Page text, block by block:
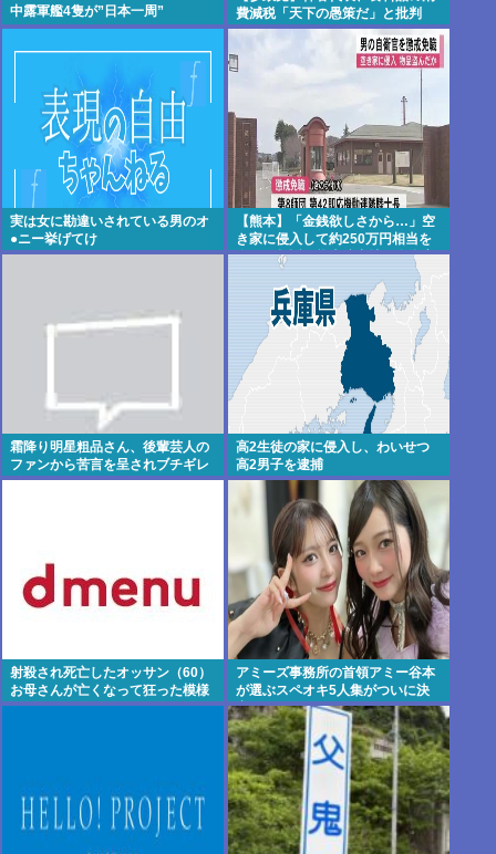
中露軍艦4隻が”日本一周”
費減税「天下の愚策だ」と批判
実は女に勘違いされている男のオ
●ニー挙げてけ
【熊本】「金銭欲しさから…」空
き家に侵入して約250万円相当を
盗んで起訴、熊本駐屯地の自衛官
の男を懲戒免職
霜降り明星粗品さん、後輩芸人の
ファンから苦言を呈されブチギレ
発狂…
高2生徒の家に侵入し、わいせつ
高2男子を逮捕
射殺され死亡したオッサン（60）
お母さんが亡くなって狂った模様
アミーズ事務所の首領アミー谷本
が選ぶスペオキ5人集がついに決
定してしまう